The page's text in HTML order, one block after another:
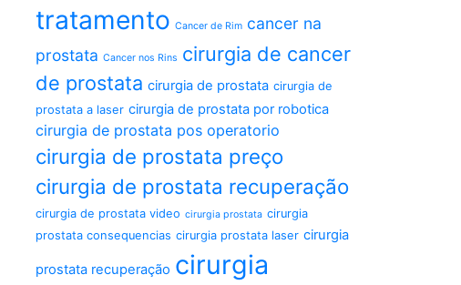
tratamento Cancer de Rim cancer na
prostata Cancer nos Rins cirurgia de cancer
de prostata cirurgia de prostata cirurgia de
prostata a laser cirurgia de prostata por robotica
cirurgia de prostata pos operatorio
cirurgia de prostata preço
cirurgia de prostata recuperação
cirurgia de prostata video cirurgia prostata cirurgia
prostata consequencias cirurgia prostata laser cirurgia
prostata recuperação cirurgia